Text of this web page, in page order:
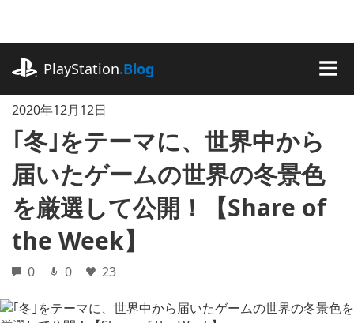
に
ッ
PlayStation.Blog
2020年12月12日
｢冬｣をテーマに、世界中から
届いたゲームの世界の冬景色
を厳選して公開！【Share of
the Week】
0 0 23